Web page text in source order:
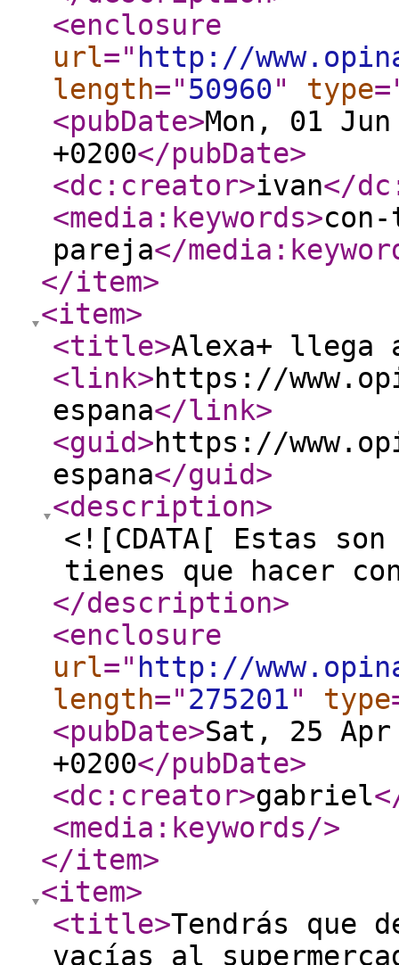
<enclosure
url=" http://
length="50960" type
<pubDate>Mon, 01
+0200</pubDate>
<dc:creator>ivan</
<media:keywords>
pareja</
</item>
<item>
<title>Alexa+ llega
<link>https://
espana</link>
<guid>https://
espana</guid>
<description>
<![CDATA[ Estas
tienes que hacer
</description>
<enclosure
url=" http://
length="275201" type
<pubDate>Sat, 25 Apr
+0200</pubDate>
<dc:creator>gabriel
<media:keywords/>
</item>
<item>
<title>Tendrás que
vacías al